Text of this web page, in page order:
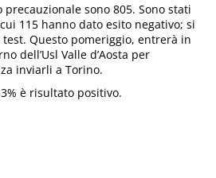
sono 805. Sono stati
115 hanno dato esito negativo; si
Questo pomeriggio, entrerà in
dell’Usl Valle d’Aosta per
inviarli a Torino.
è risultato positivo.